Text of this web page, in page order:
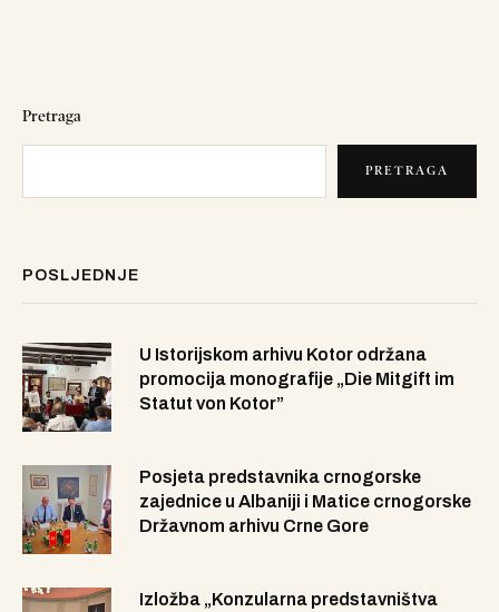
Pretraga
PRETRAGA
POSLJEDNJE
U Istorijskom arhivu Kotor održana
promocija monografije „Die Mitgift im
Statut von Kotor”
Posjeta predstavnika crnogorske
zajednice u Albaniji i Matice crnogorske
Državnom arhivu Crne Gore
Izložba „Konzularna predstavništva